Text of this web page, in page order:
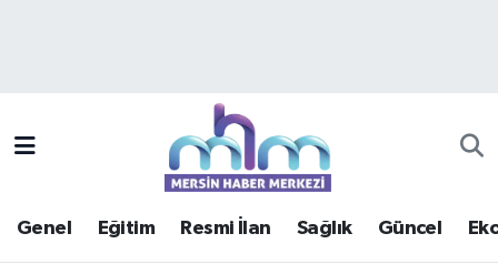
Genel Eğitim Resmi İlan Sağlık Güncel
Mersin Trafik Yoğunluk Haritası
Süper Lig Puan Durumu ve Fikstür